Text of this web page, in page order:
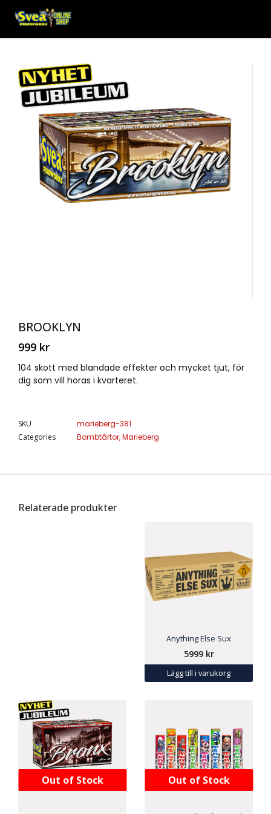
BROOKLYN
999 kr
104 skott med blandade effekter och mycket tjut, för
dig som vill höras i kvarteret.
SKU
marieberg-381
Categories
Bombtårtor,Marieberg
Relaterade produkter
Anything Else Sux
5999 kr
Lägg till i varukorg
Out of Stock Out of Stock